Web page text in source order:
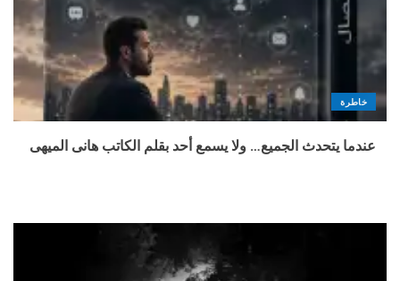
خاطرة
عندما يتحدث الجميع… ولا يسمع أحد بقلم الكاتب هانى الميهى